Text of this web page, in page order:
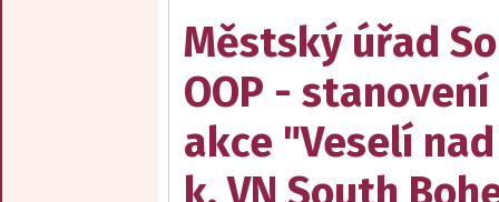
Městský úřad
OOP -
akce "Veselí